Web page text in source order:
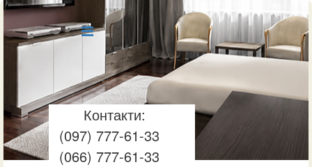
Контакти:
(097) 777-61-33
(066) 777-61-33